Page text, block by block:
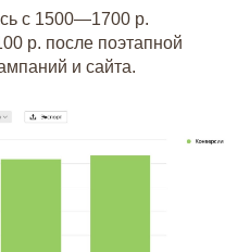
с 1500—1700 р.
р. после поэтапной
и сайта.